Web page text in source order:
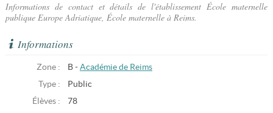
Informations de contact et détails de l'établissement École maternelle
publique Europe Adriatique, École maternelle à Reims.
Informations
Zone : B - Académie de Reims
Type :
Public
Élèves :
78